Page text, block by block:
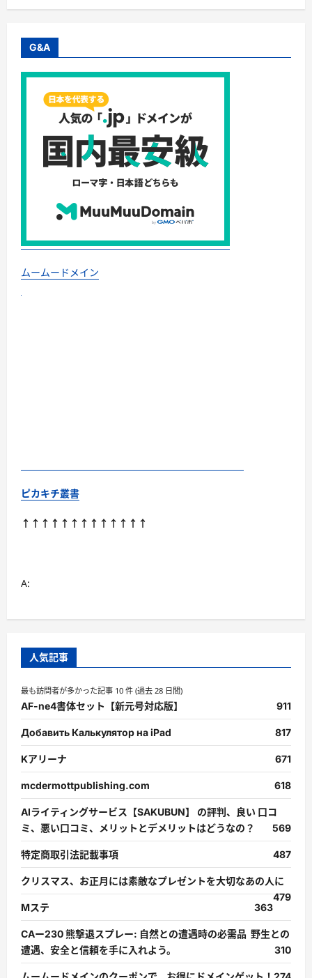
G&A
ムームードメイン
ピカキチ叢書
↑↑↑↑↑↑↑↑↑↑↑↑↑
A:
人気記事
最も訪問者が多かった記事 10 件 (過去 28 日間)
AF-ne4書体セット【新元号対応版】 911
Добавить Калькулятор на iPad 817
Kアリーナ 671
mcdermottpublishing.com 618
AIライティングサービス【SAKUBUN】 の評判、良い 口コ
ミ、悪い口コミ、メリットとデメリットはどうなの？
569
特定商取引法記載事項 487
クリスマス、お正月には素敵なプレゼントを大切なあの人に
479
Mステ
363
CAー230 熊撃退スプレー: 自然との遭遇時の必需品 野生との
遭遇、安全と信頼を手に入れよう。
310